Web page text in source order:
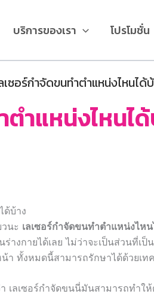
บริการของเรา โปรโมชั่น
เซอร์กำจัดขนทำตำแหน่งไหนไ
ตำแหน่งไหน
นะ เลเซอร์กำจัดขนทำตำแหน่งไห
างกายได้เลย ไม่ว่าจะเป็นส่วนที่
ทั้งหมดนี้สามารถรักษาได้ด้วยเท
เลเซอร์กำจัดขนนี่มันสามารถทำใ